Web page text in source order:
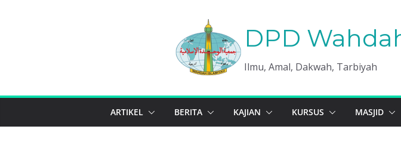
DPD
Ilmu, Amal, Dakwah, Tarbiyah
ARTIKEL BERITA KAJIAN KURSUS MASJID